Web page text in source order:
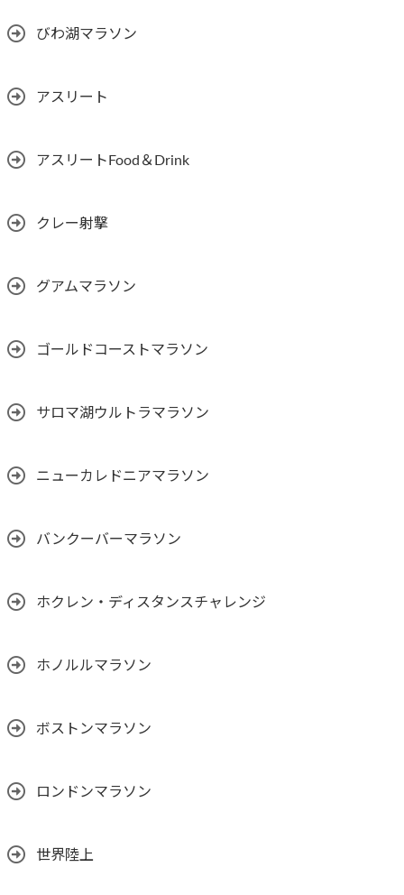
びわ湖マラソン
アスリート
アスリートFood＆Drink
クレー射撃
グアムマラソン
ゴールドコーストマラソン
サロマ湖ウルトラマラソン
ニューカレドニアマラソン
バンクーバーマラソン
ホクレン・ディスタンスチャレンジ
ホノルルマラソン
ボストンマラソン
ロンドンマラソン
世界陸上